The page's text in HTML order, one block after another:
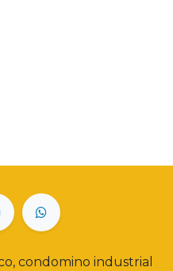
condomino industrial